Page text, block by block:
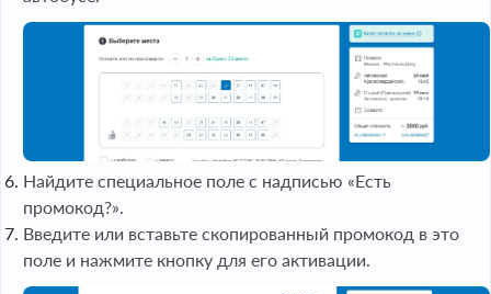
Найдите специальное поле с надписью «Есть
промокод?».
Введите или вставьте скопированный промокод в это
поле и нажмите кнопку для его активации.